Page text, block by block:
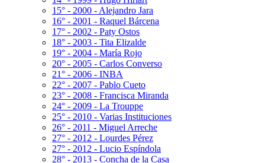
15° - 2000 - Alejandro Jara
16° - 2001 - Raquel Bárcena
17° - 2002 - Paty Ostos
18° - 2003 - Tita Elizalde
19° - 2004 - María Rojo
20° - 2005 - Carlos Converso
21° - 2006 - INBA
22° - 2007 - Pablo Cueto
23° - 2008 - Francisca Miranda
24° - 2009 - La Trouppe
25° - 2010 - Varias Instituciones
26° - 2011 - Miguel Arreche
27° - 2012 - Lourdes Pérez
27° - 2012 - Lucio Espíndola
28° - 2013 - Concha de la Casa